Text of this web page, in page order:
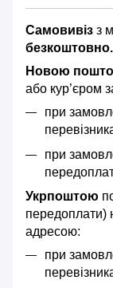
Самовивіз з
безкоштовно.
Новою
або кур’єром
при
при
Укрпоштою
передоплати)
адресою:
при